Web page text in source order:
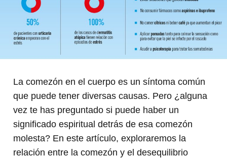
La comezón en el cuerpo es un síntoma común
que puede tener diversas causas. Pero ¿alguna
vez te has preguntado si puede haber un
significado espiritual detrás de esa comezón
molesta? En este artículo, exploraremos la
relación entre la comezón y el desequilibrio